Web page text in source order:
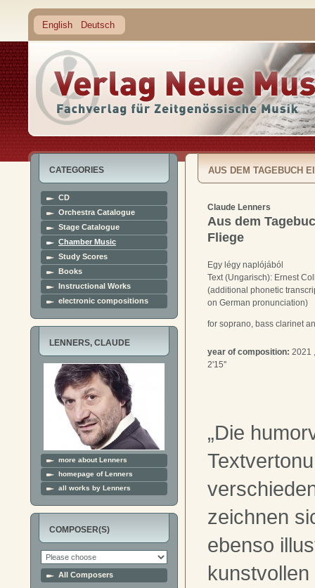
English Deutsch
CATEGORIES
CD
Orchestra Catalogue
Stage Catalogue
Chamber Music
Study Scores
Books
Instructional Works
electronic compositions
LENNERS, CLAUDE
more about Lenners
homepage of Lenners
all works by Lenners
COMPOSER(S)
All Composers
AUS DEM TAGEBUCH
Claude Lenners
Aus dem
Fliege
Egy légy naplójából
Text (Ungarisch): Ernest
(additional phonetic
on German pronunciation)
for soprano, bass clarinet
year of composition: 2021
2'15''
„Die
zeichnen
ebenso